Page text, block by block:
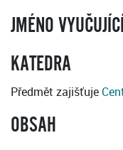
JMÉNO
KATEDRA
Předmět zajišťuje
OBSAH